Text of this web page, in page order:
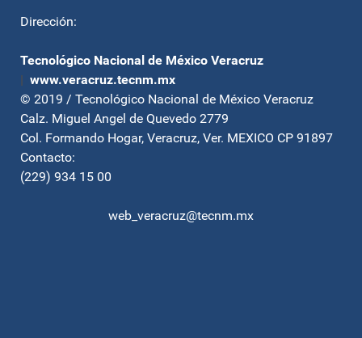
Dirección:
Tecnológico Nacional de México Veracruz
| www.veracruz.tecnm.mx
© 2019 / Tecnológico Nacional de México Veracruz
Calz. Miguel Angel de Quevedo 2779
Col. Formando Hogar, Veracruz, Ver. MEXICO CP 91897
Contacto:
(229) 934 15 00
web_veracruz@tecnm.mx